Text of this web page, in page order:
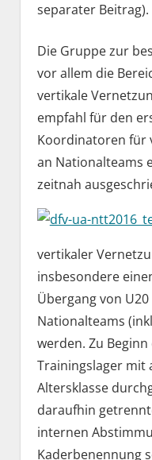
separater Beitrag).
Die Gruppe zur
vor allem die
vertikale
empfahl für den
Koordinatoren für
an Nationalteams
zeitnah
vertikaler
insbesondere
Übergang von
Nationalteams
werden. Zu
Trainingslager mit
Altersklasse
daraufhin
internen
Kaderbenennung